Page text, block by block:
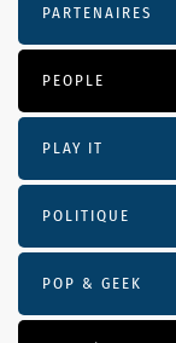
PARTENAIRES
PEOPLE
PLAY IT
POLITIQUE
POP & GEEK